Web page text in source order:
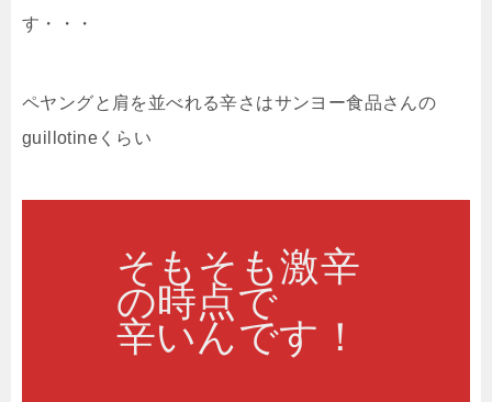
す・・・
ペヤングと肩を並べれる辛さはサンヨー食品さんの
guillotineくらい
そもそも激辛
の時点で
辛いんです！